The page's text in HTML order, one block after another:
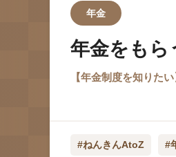
年金
年金をもら
【年金制度を知りた
#ねんきんAtoZ #